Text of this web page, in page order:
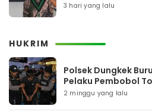
3 hari yang lalu
HUKRIM
Polsek Dungkek
Pelaku Pembobol
2 minggu yang lalu